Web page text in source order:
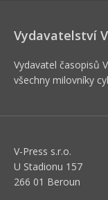
Vydavatelství
Vydavatel časopisů
všechny milovníky
V-Press s.r.o.
U Stadionu 157
266 01 Beroun